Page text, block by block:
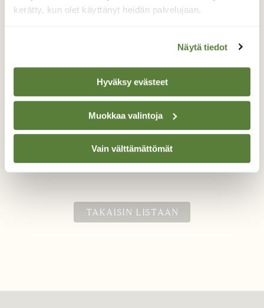
kerätty, kun olet käyttänyt heidän palvelujaan.
Näytä tiedot
Hyväksy evästeet
Muokkaa valintoja
Vain välttämättömät
Talvipäivän väriläiskä
Seurailin kylmänä talvipäivänä ruokinnalla
värikäs tikli ilmestyi paikalle ja häipyi pian
kuvan ottamisen jälkeen.
Valokuvaaja: Jukka Risikko, Lapua 16.1.2019
TAKAISIN LISTAAN